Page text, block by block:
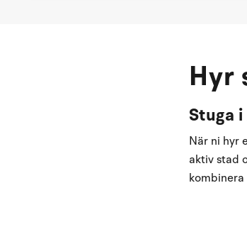
Hyr
Stuga
När ni hyr
aktiv stad